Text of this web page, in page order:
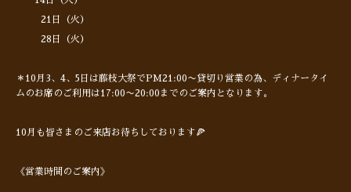
21日（火）
28日（火）
＊10月3、4、5日は藤枝大祭でPM21:00〜貸切り営業の為、ディナータイ
ムのお席のご利用は17:00〜20:00までのご案内となります。
10月も皆さまのご来店お待ちしております🍕
《営業時間のご案内》